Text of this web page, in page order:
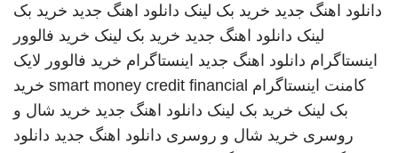
دانلود اهنگ جدید خرید بک لینک دانلود اهنگ جدید خرید بک
لینک دانلود اهنگ جدید خرید بک لینک خرید فالوور
اینستاگرام دانلود اهنگ جدید اینستاگرام خرید فالوور لایک
کامنت اینستاگرام smart money credit financial خرید
بک لینک خرید بک لینک دانلود اهنگ جدید خرید شال و
روسری خرید شال و روسری دانلود اهنگ جدید دانلود